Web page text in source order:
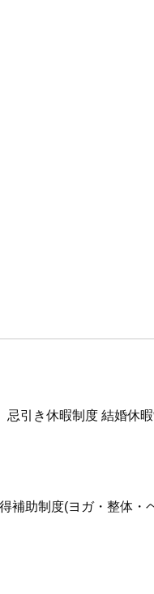
休暇制度 結婚休暇
助制度(ヨガ・整体・